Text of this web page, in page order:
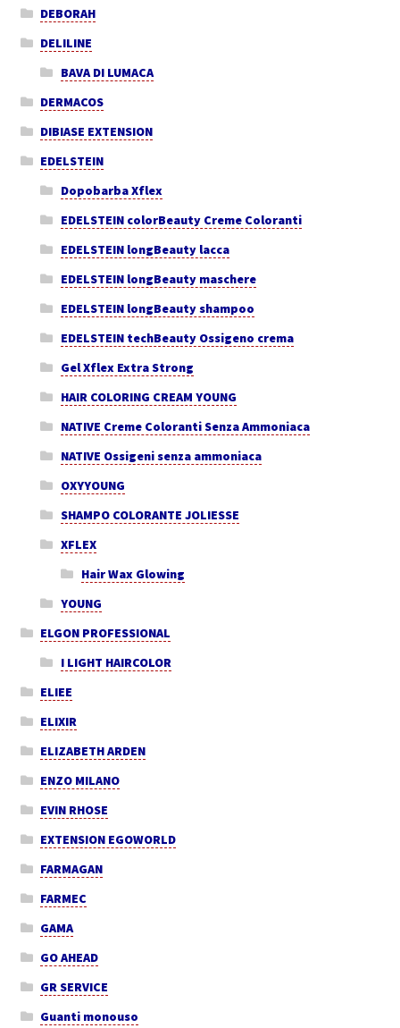
DEBORAH
DELILINE
BAVA DI LUMACA
DERMACOS
DIBIASE EXTENSION
EDELSTEIN
Dopobarba Xflex
EDELSTEIN colorBeauty Creme Coloranti
EDELSTEIN longBeauty lacca
EDELSTEIN longBeauty maschere
EDELSTEIN longBeauty shampoo
EDELSTEIN techBeauty Ossigeno crema
Gel Xflex Extra Strong
HAIR COLORING CREAM YOUNG
NATIVE Creme Coloranti Senza Ammoniaca
NATIVE Ossigeni senza ammoniaca
OXYYOUNG
SHAMPO COLORANTE JOLIESSE
XFLEX
Hair Wax Glowing
YOUNG
ELGON PROFESSIONAL
I LIGHT HAIRCOLOR
ELIEE
ELIXIR
ELIZABETH ARDEN
ENZO MILANO
EVIN RHOSE
EXTENSION EGOWORLD
FARMAGAN
FARMEC
GAMA
GO AHEAD
GR SERVICE
Guanti monouso